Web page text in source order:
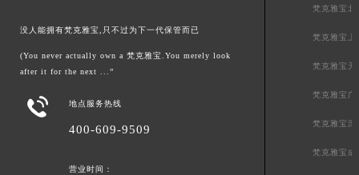
没人能拥有梵克雅宝,只不过为下一代保管而已
(You never actually own a 梵克雅宝.You merely look
after it for the next ...”
 地点服务热线
400-609-9509
营业时间：
梵克雅宝北
梵克雅宝上
梵克雅宝天
梵克雅宝广
梵克雅宝深
梵克雅宝成